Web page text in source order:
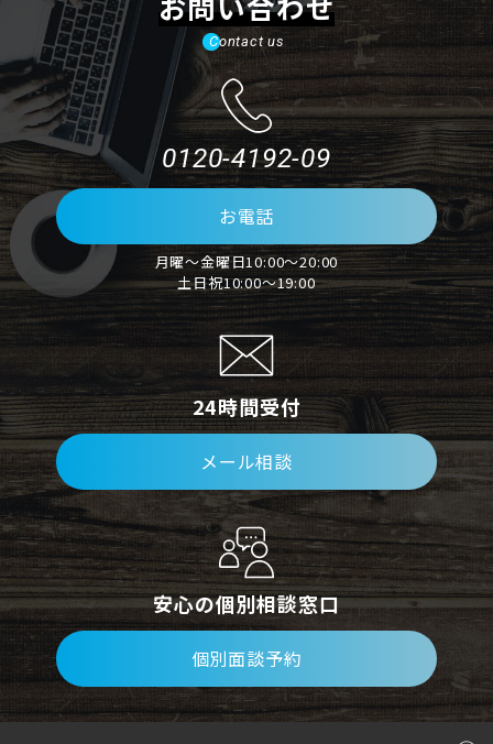
Contact us
0120-4192-09
お電話
月曜～金曜日10:00～20:00
土日祝10:00～19:00
24時間受付
メール相談
安心の個別相談窓口
個別面談予約